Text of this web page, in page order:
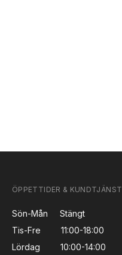
ÖPPETTIDER & KUNDTJÄNST
Sön-Mån
Stängt
Tis-Fre
11:00-18:00
Lördag
10:00-14:00